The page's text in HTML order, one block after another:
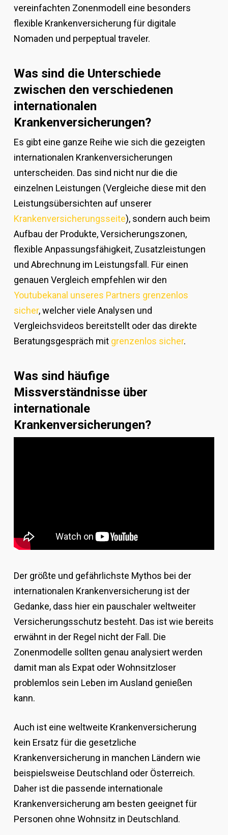
vereinfachten Zonenmodell eine besonders
flexible Krankenversicherung für digitale
Nomaden und perpeptual traveler.
Was sind die Unterschiede
zwischen den verschiedenen
internationalen
Krankenversicherungen?
Es gibt eine ganze Reihe wie sich die gezeigten
internationalen Krankenversicherungen
unterscheiden. Das sind nicht nur die die
einzelnen Leistungen (Vergleiche diese mit den
Leistungsübersichten auf unserer
Krankenversicherungsseite), sondern auch beim
Aufbau der Produkte, Versicherungszonen,
flexible Anpassungsfähigkeit, Zusatzleistungen
und Abrechnung im Leistungsfall. Für einen
genauen Vergleich empfehlen wir den
Youtubekanal unseres Partners grenzenlos
sicher, welcher viele Analysen und
Vergleichsvideos bereitstellt oder das direkte
Beratungsgespräch mit grenzenlos sicher.
Was sind häufige
Missverständnisse über
internationale
Krankenversicherungen?
Der größte und gefährlichste Mythos bei der
internationalen Krankenversicherung ist der
Gedanke, dass hier ein pauschaler weltweiter
Versicherungsschutz besteht. Das ist wie bereits
erwähnt in der Regel nicht der Fall. Die
Zonenmodelle sollten genau analysiert werden
damit man als Expat oder Wohnsitzloser
problemlos sein Leben im Ausland genießen
kann.
Auch ist eine weltweite Krankenversicherung
kein Ersatz für die gesetzliche
Krankenversicherung in manchen Ländern wie
beispielsweise Deutschland oder Österreich.
Daher ist die passende internationale
Krankenversicherung am besten geeignet für
Personen ohne Wohnsitz in Deutschland.